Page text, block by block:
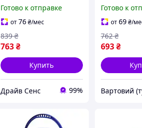
зеленая крышка 1734-
DS
Готово к отправке
от76₴/мес
763₴
839 ₴
Купить
Драйв Сенс 99%
(1734-vart)
Готово к
от69 ₴/
693 ₴
762 ₴